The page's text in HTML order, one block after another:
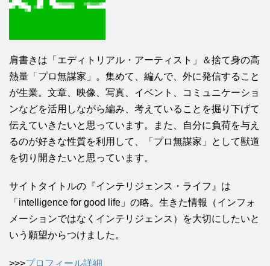
肩書きは「エディトリアル・アーティスト」＆捨て身の高
熱量「プロ無謀家」。集めて、編んで、外に発信すること
が生業。文章、映像、写真、イベント、コミュニケーショ
ンなどを活用しながら編み、考えていることを掘り下げて
伝えていきたいと思っています。また、自分に負荷を与え
るのが好きな性質を利用して、「プロ無謀家」として獣道
を切り開きたいと思っています。
サイトタイトルの『インテリジェンス・ライフ』は
「intelligence for good life」の略。生きた情報（インフォ
メーションではなくインテリジェンス）を大切にしたいと
いう願望からつけました。
>>>プロフィール詳細